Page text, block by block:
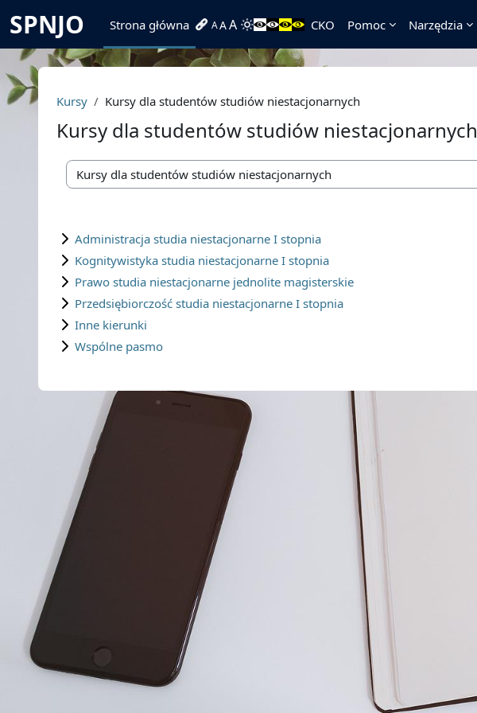
SPNJO Strona główna AAA CKO Pomoc Narzędzia
Kursy Kursy dla studentów studiów niestacjonarnych
Kursy dla studentów studiów niestacjonarnych
Kategorie kursów
Administracja studia niestacjonarne I stopnia
Kognitywistyka studia niestacjonarne I stopnia
Prawo studia niestacjonarne jednolite magisterskie
Przedsiębiorczość studia niestacjonarne I stopnia
Inne kierunki
Wspólne pasmo